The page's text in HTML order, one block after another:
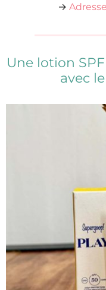
→
Une lotion
avec